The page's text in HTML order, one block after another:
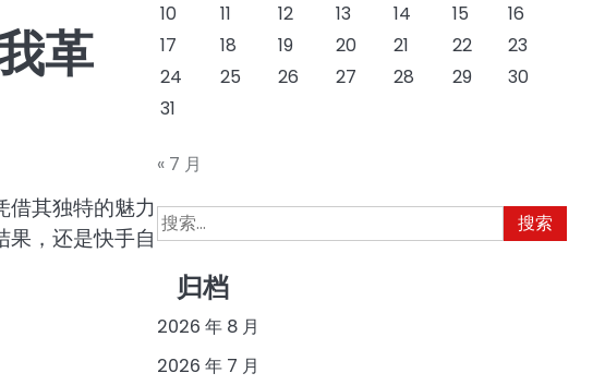
革
其独特的魅力
，还是快手自
10
11 12 13 14 15
16
17
18 19 20 21 22
23
24
25 26 27 28 29
30
31
« 7 月
搜
索：
归档
2026 年 8 月
2026 年 7 月